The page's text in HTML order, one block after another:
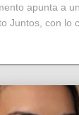
apunta a
Juntos, con lo